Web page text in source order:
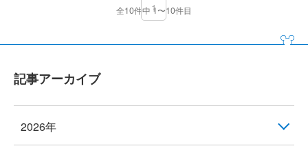
1
全10件中 1〜10件目
記事アーカイブ
2026年